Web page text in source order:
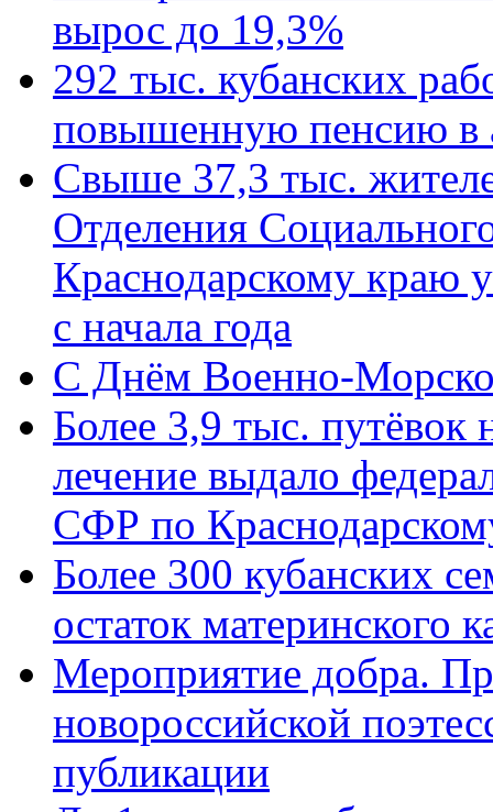
вырос до 19,3%
292 тыс. кубанских
повышенную пенсию в
Свыше 37,3 тыс.
Отделения
Краснодарскому краю
с начала года
C Днём Военно-
Более 3,9 тыс. путёвок
лечение выдало
СФР по
Более 300 кубанских
остаток материнского
Мероприятие добра.
новороссийской
публикации